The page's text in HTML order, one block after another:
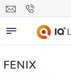
FENIX